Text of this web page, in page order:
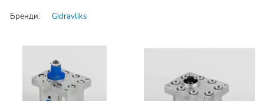
Бренди: Gidravliks